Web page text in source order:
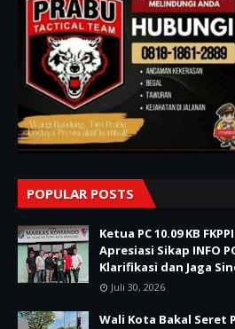
POPULAR POSTS
Ketua PC 10.09 KB
Apresiasi Sikap INFO
Klarifikasi dan Jaga
Juli 30, 2026
Wali Kota Bakal Seret